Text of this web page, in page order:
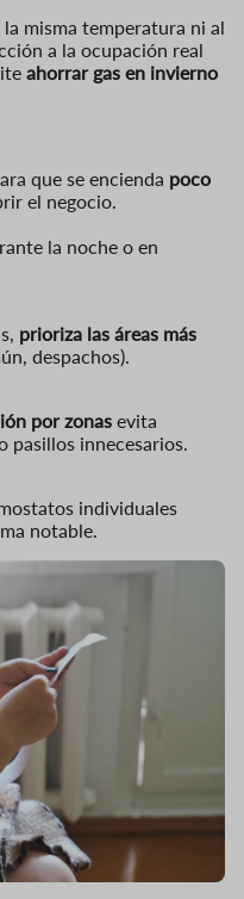
misma temperatura ni al
a la ocupación real
ahorrar gas en invierno
que se encienda poco
el negocio.
la noche o en
prioriza las áreas más
despachos).
por zonas evita
pasillos innecesarios.
individuales
notable.